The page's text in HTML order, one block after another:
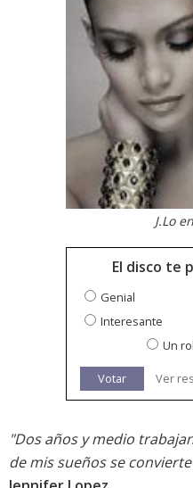
J.Lo
El disco te
Genial
Interesante
Un
Votar Ver
"Dos años y medio
de mis sueños se